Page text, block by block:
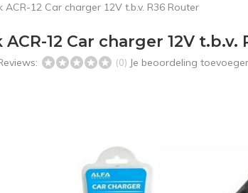
12 Car charger 12V t.b.v. R36 Router
12 Car charger 12V t.b.v.
(0) Je beoordeling